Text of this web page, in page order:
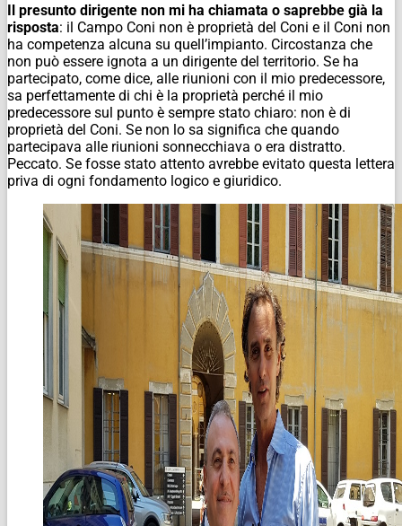
Il presunto dirigente non mi ha chiamata o saprebbe già la
risposta: il Campo Coni non è proprietà del Coni e il Coni non
ha competenza alcuna su quell’impianto. Circostanza che
non può essere ignota a un dirigente del territorio. Se ha
partecipato, come dice, alle riunioni con il mio predecessore,
sa perfettamente di chi è la proprietà perché il mio
predecessore sul punto è sempre stato chiaro: non è di
proprietà del Coni. Se non lo sa significa che quando
partecipava alle riunioni sonnecchiava o era distratto.
Peccato. Se fosse stato attento avrebbe evitato questa lettera
priva di ogni fondamento logico e giuridico.